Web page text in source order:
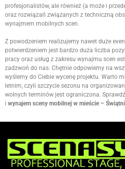
profesjonalistów, ale również (a może i
oraz rozwiązań związanych z techniczną
wynajmem mobilnych scen.
Z powodzeniem realizujemy nawet duże
potwierdzeniem jest bardzo duża liczba
pracy oraz usług z zakresu wynajmu scen
zadzwoń do nas. Chętnie odpowiemy na
wyślemy do Ciebie wycenę projektu. Warto
letnim, czyli szczycie sezonu na
wolnych terminów jest ograniczona.
i wynajem sceny mobilnej w mieście –